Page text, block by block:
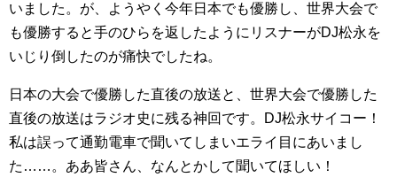
いました。が、ようやく今年日本でも優勝し、世界大会で
も優勝すると手のひらを返したようにリスナーがDJ松永を
いじり倒したのが痛快でしたね。
日本の大会で優勝した直後の放送と、世界大会で優勝した
直後の放送はラジオ史に残る神回です。DJ松永サイコー！
私は誤って通勤電車で聞いてしまいエライ目にあいまし
た……。ああ皆さん、なんとかして聞いてほしい！